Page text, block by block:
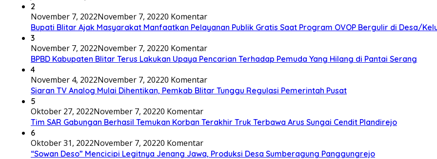
2
November 7, 2022November 7, 20220 Komentar
Bupati Blitar Ajak Masyarakat Manfaatkan Pelayanan Publik Gratis Saat Program OVOP Bergulir di Desa/
3
November 7, 2022November 7, 20220 Komentar
BPBD Kabupaten Blitar Terus Lakukan Upaya Pencarian Terhadap Pemuda Yang Hilang di Pantai Serang
4
November 4, 2022November 7, 20220 Komentar
Siaran TV Analog Mulai Dihentikan, Pemkab Blitar Tunggu Regulasi Pemerintah Pusat
5
Oktober 27, 2022November 7, 20220 Komentar
Tim SAR Gabungan Berhasil Temukan Korban Terakhir Truk Terbawa Arus Sungai Cendit Plandirejo
6
Oktober 31, 2022November 7, 20220 Komentar
“Sowan Deso” Mencicipi Legitnya Jenang Jawa, Produksi Desa Sumberagung Panggungrejo